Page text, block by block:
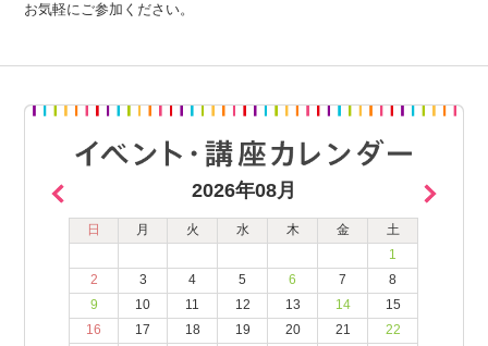
お気軽にご参加ください。
2026年08月
日 月 火 水 木 金
土
1
2
3 4 5 6 7
8
9
10 11 12 13 14
15
16
17 18 19 20 21
22